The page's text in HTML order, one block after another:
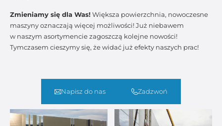
Zmieniamy się dla Was! Większa powierzchnia, nowoczesne
maszyny oznaczają więcej możliwości! Już niebawem
w naszym asortymencie zagoszczą kolejne nowości!
Tymczasem cieszymy się, że widać już efekty naszych prac!
Napisz do nas Zadzwoń